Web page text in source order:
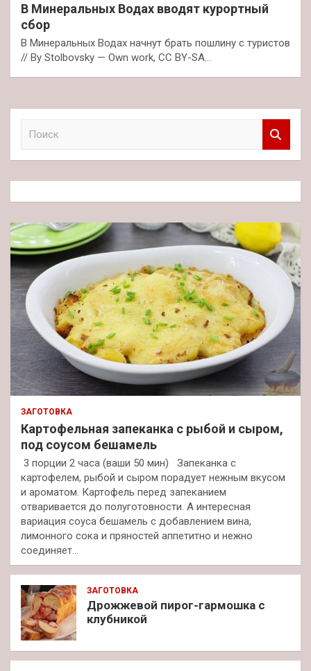
В Минеральных Водах вводят курортный
сбор
В Минеральных Водах начнут брать пошлину с туристов
// By Stolbovsky — Own work, CC BY-SA…
к
ЗАГОТОВКА
Картофельная запеканка с рыбой и сыром,
под соусом бешамель
3 порции 2 часа (ваши 50 мин) Запеканка с
картофелем, рыбой и сыром порадует нежным вкусом
и ароматом. Картофель перед запеканием
отваривается до полуготовности. А интересная
вариация соуса бешамель с добавлением вина,
лимонного сока и пряностей аппетитно и нежно
соединяет…
ЗАГОТОВКА
Дрожжевой пирог-гармошка с
клубникой